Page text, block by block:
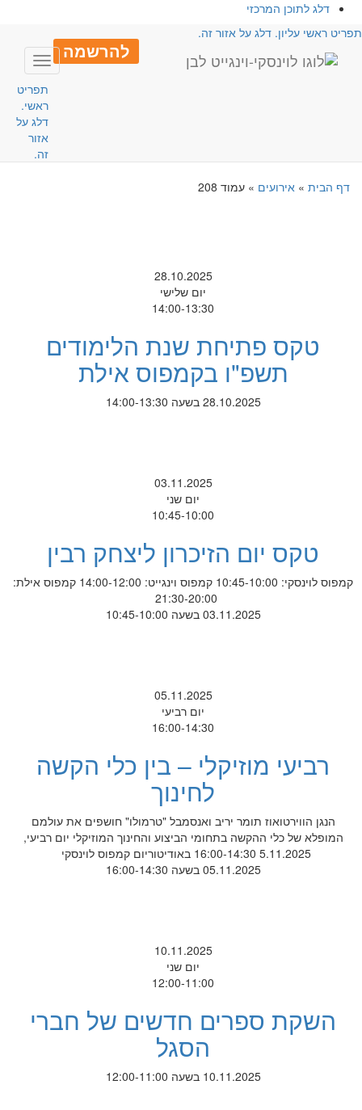
דלג לתוכן המרכזי
ראשי עליון. דלג על אזור זה.
להרשמה
Toggle
תפריט
ראשי.
דלג על
אזור
זה.
דף הבית» אירועים» עמוד 208
28.10.2025
יום שלישי
14:00-13:30
טקס פתיחת שנת הלימודים
תשפ"ו בקמפוס אילת
28.10.2025 בשעה 14:00-13:30
03.11.2025
יום שני
10:45-10:00
טקס יום הזיכרון ליצחק רבין
קמפוס לוינסקי: 10:45-10:00 קמפוס וינגייט: 14:00-12:00 קמפוס אילת:
21:30-20:00
03.11.2025 בשעה 10:45-10:00
05.11.2025
יום רביעי
16:00-14:30
רביעי מוזיקלי – בין כלי הקשה
לחינוך
הנגן הווירטואוז תומר יריב ואנסמבל "טרמולו" חושפים את עולמם
המופלא של כלי ההקשה בתחומי הביצוע והחינוך המוזיקלי יום רביעי,
5.11.2025 16:00-14:30 באודיטוריום קמפוס לוינסקי
05.11.2025 בשעה 16:00-14:30
10.11.2025
יום שני
12:00-11:00
השקת ספרים חדשים של חברי
הסגל
10.11.2025 בשעה 12:00-11:00